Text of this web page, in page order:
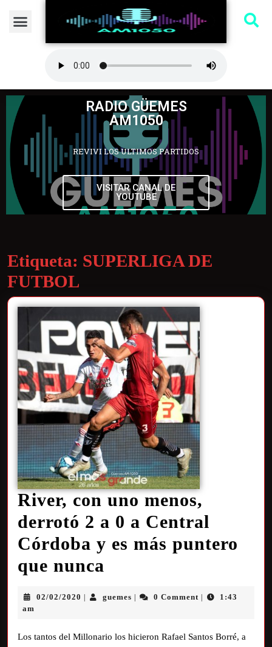
RADIO GÜEMES
AM1050
REVIVI LOS ULTIMOS PARTIDOS
VISITAR CANAL DE
YOUTUBE
Etiqueta: SUPERLIGA DE
FUTBOL
River, con uno menos,
derrotó 2 a 0 a Central
Córdoba y es más puntero
que nunca
02/02/2020 guemes 0 Comment
1:43
am
Los tantos del Millonario los hicieron Rafael Santos Borré, a